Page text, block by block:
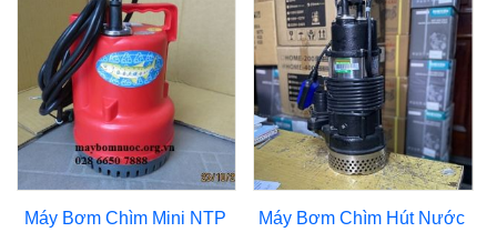
Máy Bơm Chìm Mini NTP
Máy Bơm Chìm Hút Nước